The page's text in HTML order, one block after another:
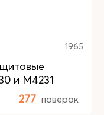
1965
и М4231
277 поверок